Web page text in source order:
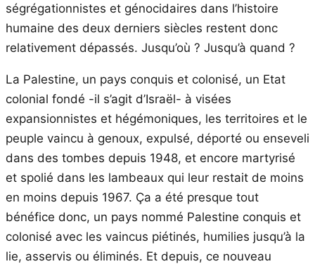
ségrégationnistes et génocidaires dans l’histoire
humaine des deux derniers siècles restent donc
relativement dépassés. Jusqu’où ? Jusqu’à quand ?
La Palestine, un pays conquis et colonisé, un Etat
colonial fondé -il s’agit d’Israël- à visées
expansionnistes et hégémoniques, les territoires et le
peuple vaincu à genoux, expulsé, déporté ou enseveli
dans des tombes depuis 1948, et encore martyrisé
et spolié dans les lambeaux qui leur restait de moins
en moins depuis 1967. Ça a été presque tout
bénéfice donc, un pays nommé Palestine conquis et
colonisé avec les vaincus piétinés, humilies jusqu’à la
lie, asservis ou éliminés. Et depuis, ce nouveau